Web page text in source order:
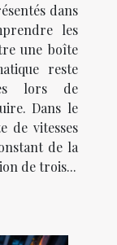
dans
les
une boîte
reste
lors de
Dans le
de vitesses
de la
de trois...